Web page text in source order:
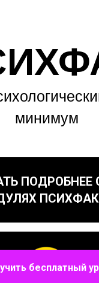
бесплатный
минимум
ПОДРОБНЕЕ
ПСИХФАК